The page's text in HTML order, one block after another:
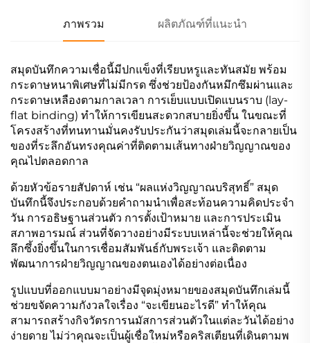
ภาพรวม ผลิตภัณฑ์ที่แนะนำ
สมุดบันทึกความเชื่อนี้มีปกแข็งที่เรียบหรูและทันสมัย พร้อม
กระดาษหนาพิเศษที่ไม่มีกรด ซึ่งช่วยป้องกันหมึกซึมผ่านและ
กระดาษเหลืองตามกาลเวลา การเย็บแบบเปิดแบนราบ (lay-
flat binding) ทำให้การเขียนสะดวกสบายยิ่งขึ้น ในขณะที่
โครงสร้างที่ทนทานมั่นคงรับประกันว่าสมุดเล่มนี้จะกลายเป็น
ของที่ระลึกอันทรงคุณค่าที่ติดตามเส้นทางฝ่ายวิญญาณของ
คุณไปตลอดกาล
ด้วยหัวข้อรายสัปดาห์ เช่น “ผลแห่งวิญญาณบริสุทธิ์” สมุด
บันทึกนี้จึงประกอบด้วยคำถามนำเพื่อสะท้อนความคิดประจำ
วัน การอธิษฐานส่วนตัว การตั้งเป้าหมาย และการประเมิน
สภาพอารมณ์ ส่วนที่จัดวางอย่างมีระบบเหล่านี้จะช่วยให้คุณ
ลึกซึ้งยิ่งขึ้นในการเชื่อมสัมพันธ์กับพระเจ้า และติดตาม
พัฒนาการฝ่ายวิญญาณของตนเองได้อย่างต่อเนื่อง
รูปแบบที่ออกแบบมาอย่างมีจุดมุ่งหมายของสมุดบันทึกเล่มนี้
ช่วยขจัดความกังวลใจเรื่อง “จะเขียนอะไรดี” ทำให้คุณ
สามารถสร้างกิจวัตรการนมัสการส่วนตัวในแต่ละวันได้อย่าง
ง่ายดาย ไม่ว่าคุณจะเป็นผู้เชื่อใหม่หรือคริสเตียนที่เดินตามพ